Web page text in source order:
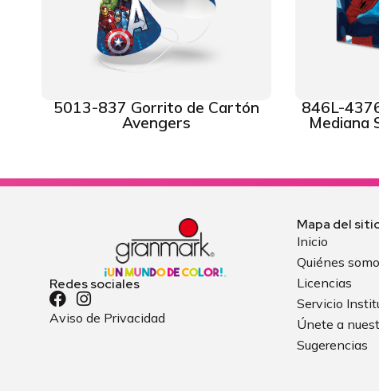
5013-837 Gorrito de Cartón
Avengers
846L-
Mediana
Redes sociales
Aviso de Privacidad
Mapa del
Inicio
Quiénes
Licencias
Servicio
Únete a
Sugerencias